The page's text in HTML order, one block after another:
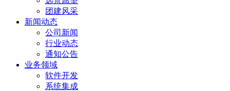
团建风采
新闻动态
公司新闻
行业动态
通知公告
业务领域
软件开发
系统集成